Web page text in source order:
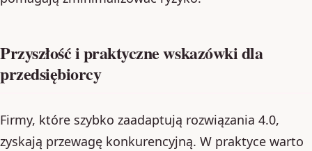
Przyszłość i praktyczne wskazówki dla
przedsiębiorcy
Firmy, które szybko zaadaptują rozwiązania 4.0,
zyskają przewagę konkurencyjną. W praktyce warto